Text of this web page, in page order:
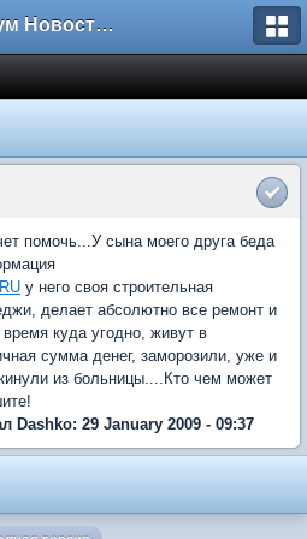
Форум Новостройки
помочь...У сына моего друга беда
у него своя строительная
делает абсолютно все ремонт и
куда угодно, живут в
сумма денег, заморозили, уже и
из больницы....Кто чем может
Dashko: 29 January 2009 - 09:37